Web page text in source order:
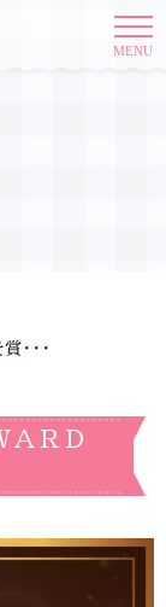
MENU
･･･
ＲＤ